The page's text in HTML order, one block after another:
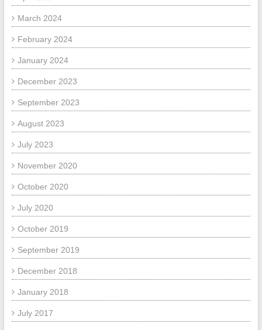
March 2024
February 2024
January 2024
December 2023
September 2023
August 2023
July 2023
November 2020
October 2020
July 2020
October 2019
September 2019
December 2018
January 2018
July 2017